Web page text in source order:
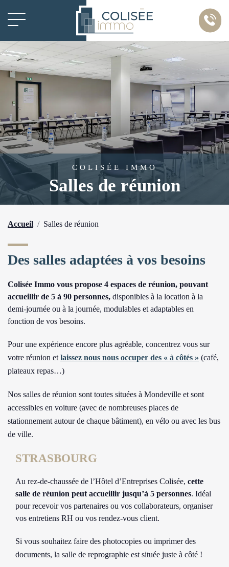
Panneau de gestion des cookies
COLISÉE IMMO
Salles de réunion
Accueil Salles de réunion
Des salles adaptées à vos besoins
Colisée Immo vous propose 4 espaces de réunion, pouvant
accueillir de 5 à 90 personnes, disponibles à la location à la
demi-journée ou à la journée, modulables et adaptables en
fonction de vos besoins.
Pour une expérience encore plus agréable, concentrez vous sur
votre réunion et laissez nous nous occuper des « à côtés » (café,
plateaux repas…)
Nos salles de réunion sont toutes situées à Mondeville et sont
accessibles en voiture (avec de nombreuses places de
stationnement autour de chaque bâtiment), en vélo ou avec les bus
de ville.
STRASBOURG
Au rez-de-chaussée de l’Hôtel d’Entreprises Colisée, cette
salle de réunion peut accueillir jusqu’à 5 personnes. Idéal
pour recevoir vos partenaires ou vos collaborateurs, organiser
vos entretiens RH ou vos rendez-vous client.
Si vous souhaitez faire des photocopies ou imprimer des
documents, la salle de reprographie est située juste à côté !